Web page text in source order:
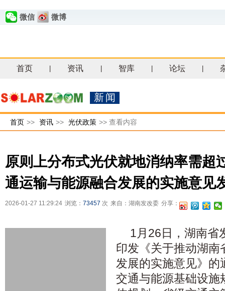
微信 微博
首页 资讯 智库 论坛
新闻
首页 >> 资讯 >> 光伏政策 >> 查看内容
原则上分布式光伏就地消纳率需超
通运输与能源融合发展的实施意见
2026-01-27 11:29:24 浏览： 73457 次 来自：湖南发改委 分享：
1月26日，湖南省
印发《关于推动湖南
发展的实施意见》的
交通与能源基础设施